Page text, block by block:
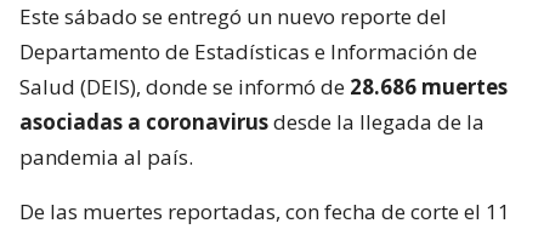
Este sábado se entregó un nuevo reporte del
Departamento de Estadísticas e Información de
Salud (DEIS), donde se informó de 28.686 muertes
asociadas a coronavirusdesde la llegada de la
pandemia al país.
De las muertes reportadas, con fecha de corte el 11